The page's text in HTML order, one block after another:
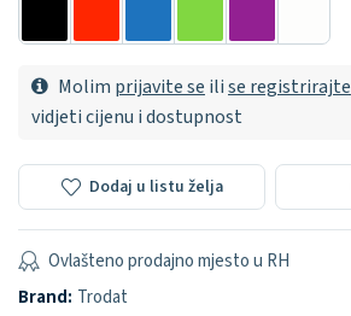
Molim prijavite se ilise registrirajte
vidjeti cijenu i dostupnost
Dodaj u listu želja
Ovlašteno prodajno mjesto u RH
Brand: Trodat